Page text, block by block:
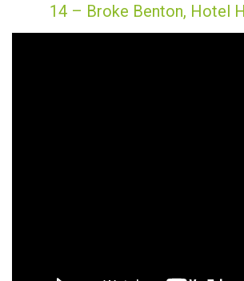
14 – Broke Benton, Hotel